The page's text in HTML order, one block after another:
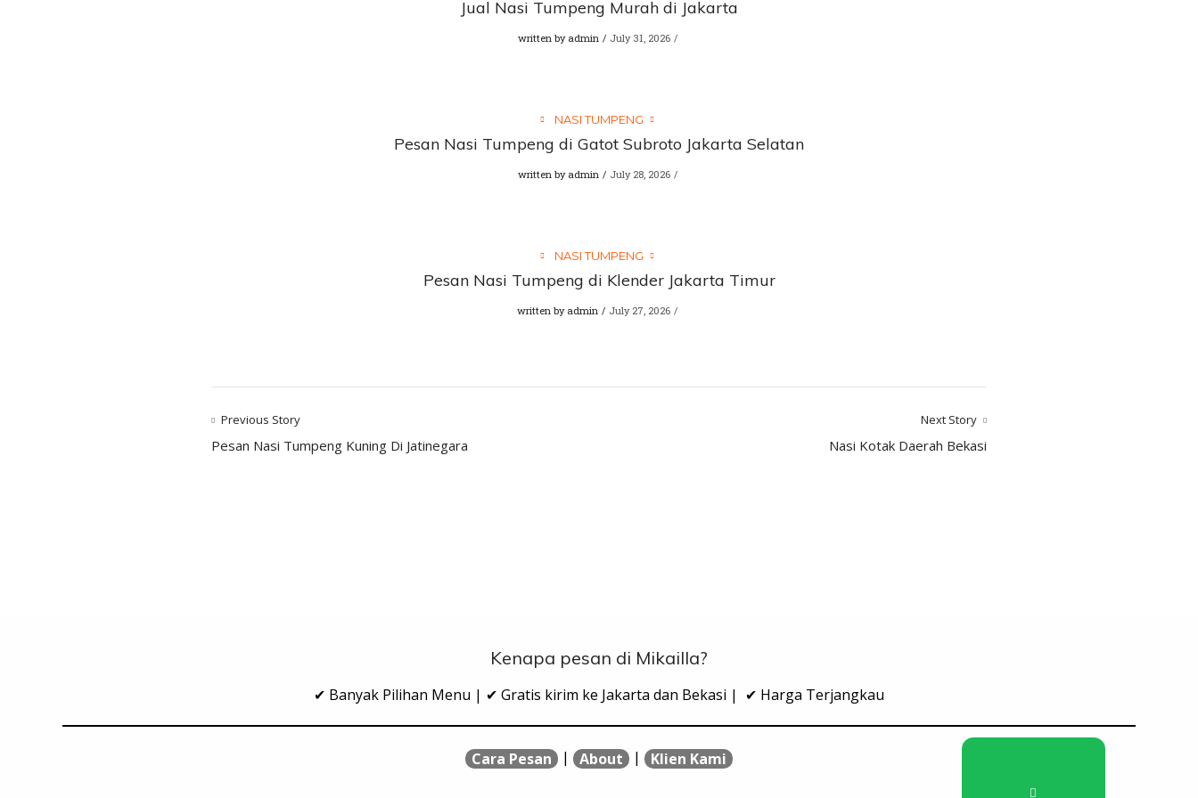
Jual Nasi Tumpeng Murah di Jakarta
written by admin July 31, 2026
NASI TUMPENG
Pesan Nasi Tumpeng di Gatot Subroto Jakarta Selatan
written by admin July 28, 2026
NASI TUMPENG
Pesan Nasi Tumpeng di Klender Jakarta Timur
written by admin July 27, 2026
Previous Story
Pesan Nasi Tumpeng Kuning Di Jatinegara
Next Story
Nasi Kotak Daerah Bekasi
Kenapa pesan di Mikailla?
✔ Banyak Pilihan Menu | ✔ Gratis kirim ke Jakarta dan Bekasi | ✔ Harga Terjangkau
Cara Pesan | About | Klien Kami